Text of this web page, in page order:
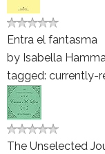
Entra el fantasma
by Isabella
tagged: currently-
The Unselected